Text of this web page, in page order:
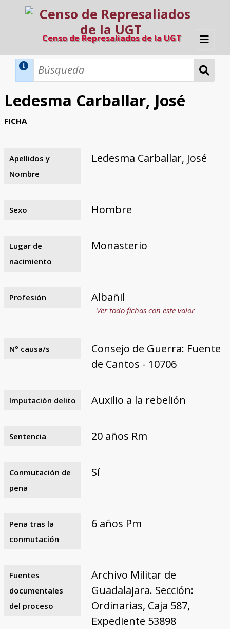
Censo de Represaliados de la UGT
Inicio
Razones y objetivos
El equipo
Colaboradores
Fuentes documentales
Ledesma Carballar, José
FICHA
Apellidos y
Nombre
Ledesma Carballar, José
Sexo Hombre
Lugar de
nacimiento
Monasterio
Profesión Albañil
Ver todo fichas con este valor
Nº causa/s
Consejo de Guerra: Fuente
de Cantos - 10706
Imputación delito Auxilio a la rebelión
Sentencia 20 años Rm
Conmutación de
pena
Sí
Pena tras la
conmutación
6 años Pm
Fuentes
documentales
del proceso
Archivo Militar de
Guadalajara. Sección:
Ordinarias, Caja 587,
Expediente 53898